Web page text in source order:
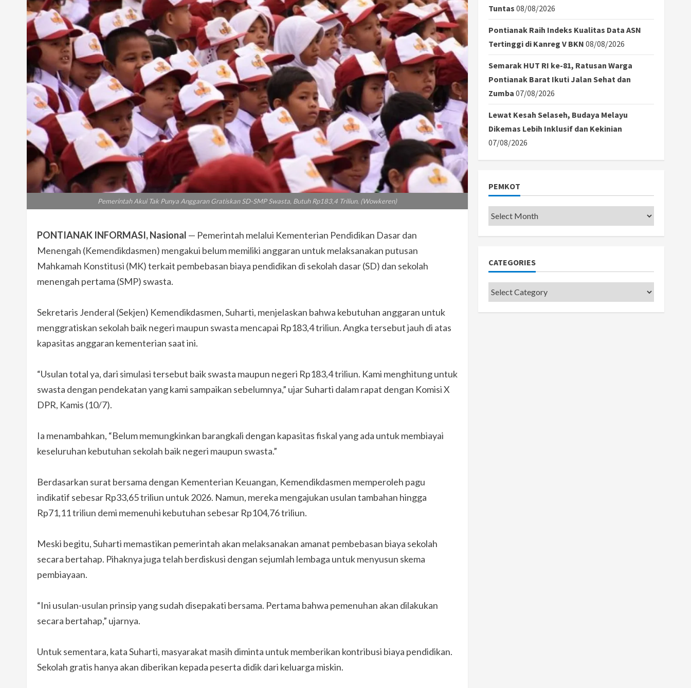
Pemerintah Akui Tak Punya Anggaran Gratiskan SD-SMP Swasta, Butuh Rp183,4 Triliun. (Wowkeren)
PONTIANAK INFORMASI, Nasional — Pemerintah melalui Kementerian Pendidikan Dasar dan
Menengah (Kemendikdasmen) mengakui belum memiliki anggaran untuk melaksanakan putusan
Mahkamah Konstitusi (MK) terkait pembebasan biaya pendidikan di sekolah dasar (SD) dan sekolah
menengah pertama (SMP) swasta.
Sekretaris Jenderal (Sekjen) Kemendikdasmen, Suharti, menjelaskan bahwa kebutuhan anggaran untuk
menggratiskan sekolah baik negeri maupun swasta mencapai Rp183,4 triliun. Angka tersebut jauh di atas
kapasitas anggaran kementerian saat ini.
“Usulan total ya, dari simulasi tersebut baik swasta maupun negeri Rp183,4 triliun. Kami menghitung untuk
swasta dengan pendekatan yang kami sampaikan sebelumnya,” ujar Suharti dalam rapat dengan Komisi X
DPR, Kamis (10/7).
Ia menambahkan, “Belum memungkinkan barangkali dengan kapasitas fiskal yang ada untuk membiayai
keseluruhan kebutuhan sekolah baik negeri maupun swasta.”
Berdasarkan surat bersama dengan Kementerian Keuangan, Kemendikdasmen memperoleh pagu
indikatif sebesar Rp33,65 triliun untuk 2026. Namun, mereka mengajukan usulan tambahan hingga
Rp71,11 triliun demi memenuhi kebutuhan sebesar Rp104,76 triliun.
Meski begitu, Suharti memastikan pemerintah akan melaksanakan amanat pembebasan biaya sekolah
secara bertahap. Pihaknya juga telah berdiskusi dengan sejumlah lembaga untuk menyusun skema
pembiayaan.
“Ini usulan-usulan prinsip yang sudah disepakati bersama. Pertama bahwa pemenuhan akan dilakukan
secara bertahap,” ujarnya.
Untuk sementara, kata Suharti, masyarakat masih diminta untuk memberikan kontribusi biaya pendidikan.
Sekolah gratis hanya akan diberikan kepada peserta didik dari keluarga miskin.
Tuntas 08/08/2026
Pontianak Raih Indeks Kualitas Data ASN
Tertinggi di Kanreg V BKN 08/08/2026
Semarak HUT RI ke-81, Ratusan Warga
Pontianak Barat Ikuti Jalan Sehat dan
Zumba 07/08/2026
Lewat Kesah Selaseh, Budaya Melayu
Dikemas Lebih Inklusif dan Kekinian
07/08/2026
PEMKOT
Pemkot
CATEGORIES
Categories